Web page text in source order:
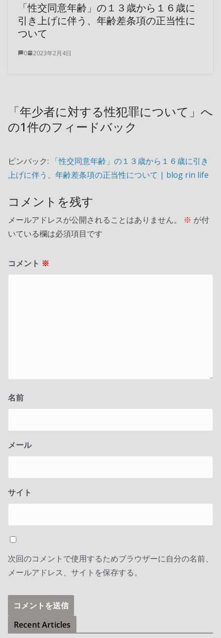
「性交同意年齢」の１３歳から１６歳に
引き上げに伴う、年齢差条項の正当性に
ついて
0 2023年2月4日
「年少者に対する性犯罪について 」へ
の1件のフィードバック
ピンバック:
「性交同意年齢」の１３歳から１６歳に引き
上げに伴う、年齢差条項の正当性について | blog rin life
コメントを残す
メールアドレスが公開されることはありません。 ※ が付
いている欄は必須項目です
コメント ※
名前
メール
サイト
次回のコメントで使用するためブラウザーに自分の名前、
メールアドレス、サイトを保存する。
Recent Articles